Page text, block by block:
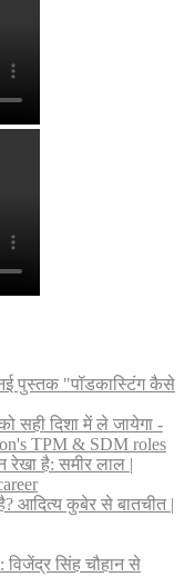
नई पुस्तक "पॉडकास्टिंग कैसे
दिशा में ले जायेगा -
TPM & SDM roles
रेखा है: समीर लाल |
आदित्य कुबेर से बातचीत |
सिंह चौहान से